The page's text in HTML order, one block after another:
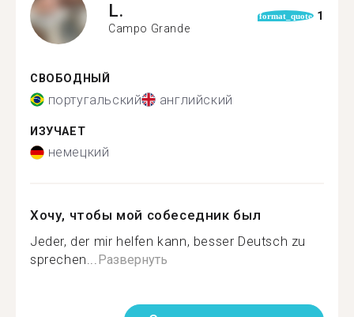
L.
Campo Grande
format_quote 1
СВОБОДНЫЙ
португальский английский
ИЗУЧАЕТ
немецкий
Хочу, чтобы мой собеседник был
Jeder, der mir helfen kann, besser Deutsch zu
sprechen...Развернуть